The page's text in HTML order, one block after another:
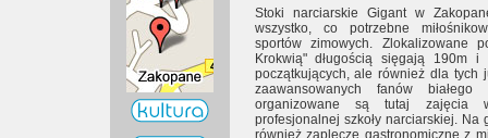
Stoki narciarskie Gigant w
wszystko, co potrzebne
sportów zimowych. Zlokalizowane
Krokwią" długością sięgają 190m i
początkujących, ale również dla tych
zaawansowanych fanów białego
organizowane są tutaj zajęcia
profesjonalnej szkoły narciarskiej. Na
również zaplecze gastronomiczne z